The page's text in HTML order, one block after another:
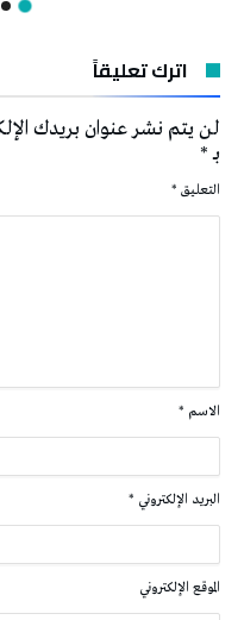
اترك تعليقاً
لن يتم نشر عنوان بريدك
بـ*
التعليق *
الاسم *
البريد الإلكتروني *
الموقع الإلكتروني